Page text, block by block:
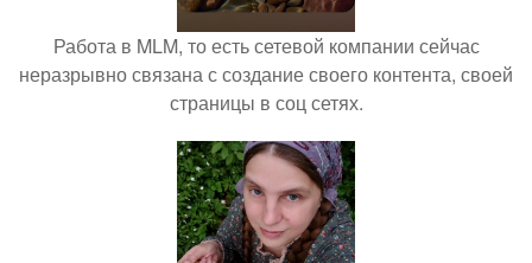
Работа в MLM, то есть сетевой компании сейчас
неразрывно связана с создание своего контента, своей
страницы в соц сетях.